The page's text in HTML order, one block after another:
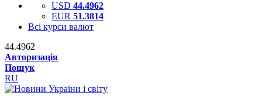
USD 44.4962
EUR 51.3814
Всі курси валют
44.4962
Авторизація
Пошук
RU